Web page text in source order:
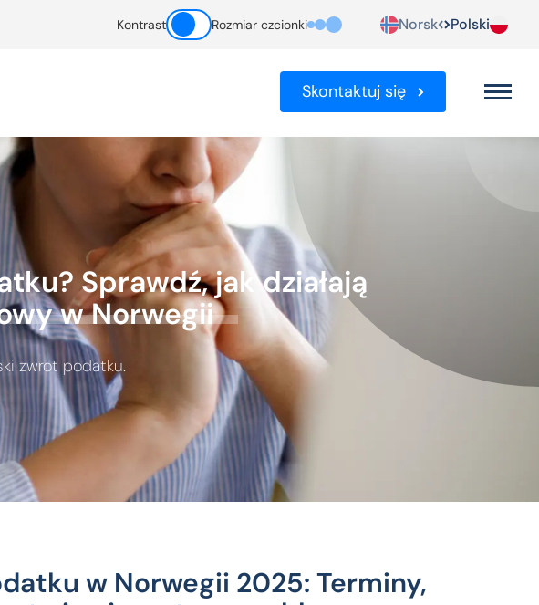
Kontrast Rozmiar czcionki Norsk Polski
Skontaktuj się
Sprawdź, jak działają
w Norwegii
zwrot podatku.
w Norwegii 2025: Terminy,